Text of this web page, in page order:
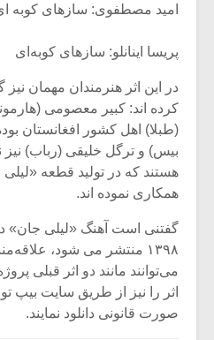
امید مصطفوی: سازهای کوبه
پریسا اینانلو: سازهای کوبه‌ای
در این اثر هنرمندان مهمان
کرده اند: کبیر معصومی
(طبلا) اهل کشور افغانستان بوده
بیس) و ترگل خلیقی (رباب) نیز
هستند که در تولید قطعه
همکاری نموده اند.
گفتنی است آهنگ «لیلی جان»
۱۳۹۸ منتشر می شود،
می‌توانند مانند دو اثر قبلی
اثر را نیز از طریق سایت بیپ
صورت قانونی دانلود نمایند.